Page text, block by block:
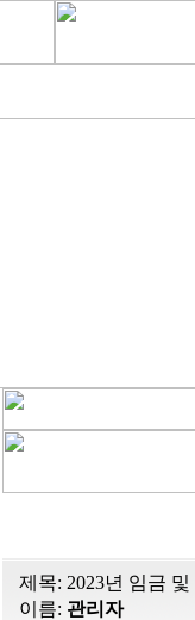
제목: 2023년 임금
이름: 관리자